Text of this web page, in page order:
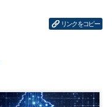
リンクをコピー